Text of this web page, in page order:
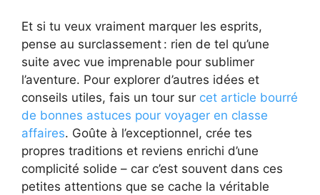
Et si tu veux vraiment marquer les esprits,
pense au surclassement : rien de tel qu’une
suite avec vue imprenable pour sublimer
l’aventure. Pour explorer d’autres idées et
conseils utiles, fais un tour sur cet article bourré
de bonnes astuces pour voyager en classe
affaires. Goûte à l’exceptionnel, crée tes
propres traditions et reviens enrichi d’une
complicité solide – car c’est souvent dans ces
petites attentions que se cache la véritable